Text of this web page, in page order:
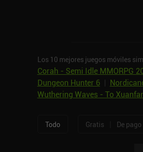
Los 10 mejores juegos móviles
Corah - Semi Idle MMORPG
Dungeon Hunter 6
Wuthering Waves - To
Todo Gratis De pago